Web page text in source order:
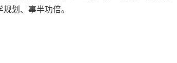
划、事半功倍。